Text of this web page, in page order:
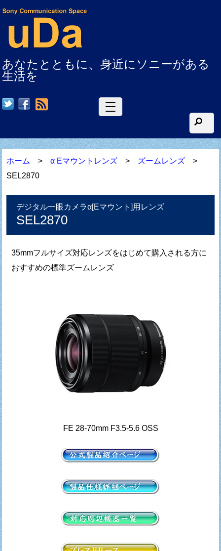
あなたとともに、身近にソニーがある
生活を
ホーム >α Eマウントレンズ > ズームレンズ >
SEL2870
デジタル一眼カメラα[Eマウント]用レンズ
SEL2870
35mmフルサイズ対応レンズをはじめて購入される方に
おすすめの標準ズームレンズ
FE 28-70mm F3.5-5.6 OSS